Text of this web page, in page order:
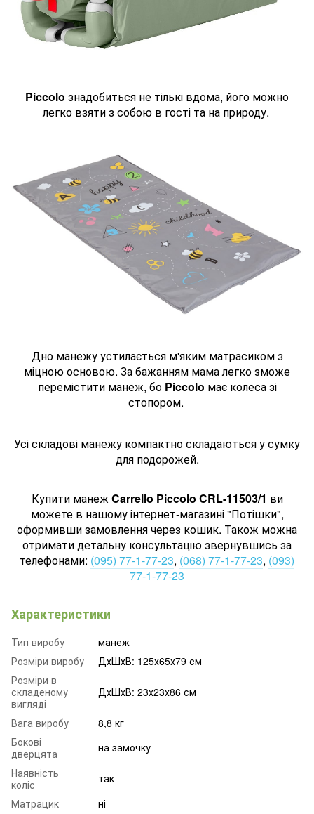
Piccolo знадобиться не тількі вдома, його можно
легко взяти з собою в гості та на природу.
Дно манежу устилається м'яким матрасиком з
міцною основою. За бажанням мама легко зможе
перемістити манеж, бо Piccolo має колеса зі
стопором.
Усі складові манежу компактно складаються у сумку
для подорожей.
Купити манеж Carrello Piccolo CRL-11503/1 ви
можете в нашому інтернет-магазині "Потішки",
оформивши замовлення через кошик. Також можна
отримати детальну консультацію звернувшись за
телефонами: (095) 77-1-77-23, (068) 77-1-77-23, (093)
77-1-77-23
Характеристики
Тип виробу
манеж
Розміри виробу
ДхШхВ: 125х65х79 см
Розміри в
складеному
вигляді
ДхШхВ: 23х23х86 см
Вага виробу
8,8 кг
Бокові
дверцята
на замочку
Наявність
коліс
так
Матрацик
ні